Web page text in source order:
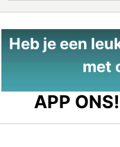
Heb je een
met
APP ONS!